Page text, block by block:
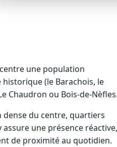
une population
(le Barachois, le
Chaudron ou Bois-de-Nèfles.
dense du centre, quartiers
une présence réactive,
de proximité au quotidien.